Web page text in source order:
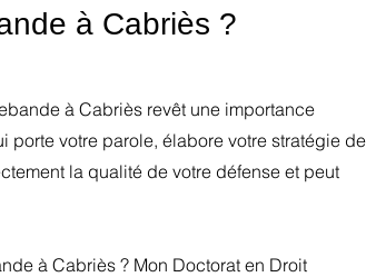
à Cabriès ?
à Cabriès revêt une importance
porte votre parole, élabore votre stratégie de
la qualité de votre défense et peut
à Cabriès ? Mon Doctorat en Droit